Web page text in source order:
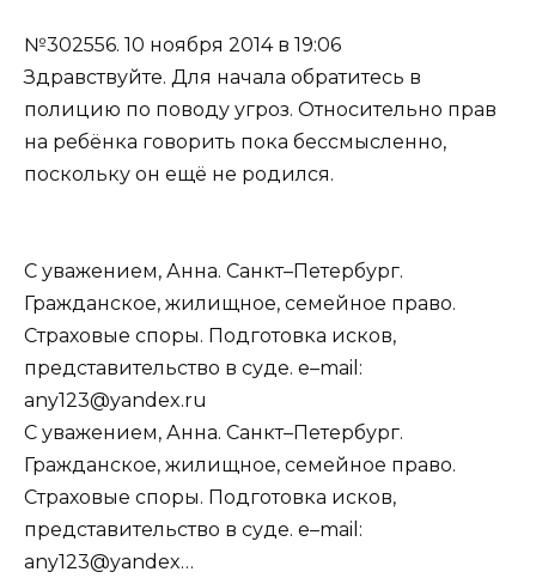
№302556. 10 ноября 2014 в 19:06
Здравствуйте. Для начала обратитесь в
полицию по поводу угроз. Относительно прав
на ребёнка говорить пока бессмысленно,
поскольку он ещё не родился.
С уважением, Анна. Санкт–Петербург.
Гражданское, жилищное, семейное право.
Страховые споры. Подготовка исков,
представительство в суде. e–mail:
any123@yandex.ru
С уважением, Анна. Санкт–Петербург.
Гражданское, жилищное, семейное право.
Страховые споры. Подготовка исков,
представительство в суде. e–mail:
any123@yandex…